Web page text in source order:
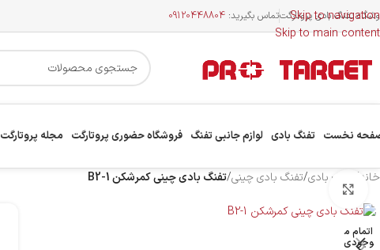
Skip to navigation
Skip to main content
تفنگ بادی پروتارگتتماس بگیرید: 09120448804
نخست تفنگ بادی لوازم جانبی تفنگ فروشگاه حضوری پروتارگت مجله پروتارگت
خانه / تفنگ بادی/تفنگ بادی چینی/تفنگ بادی چینی کمرشکن B2-1
اتمام م
وجودی